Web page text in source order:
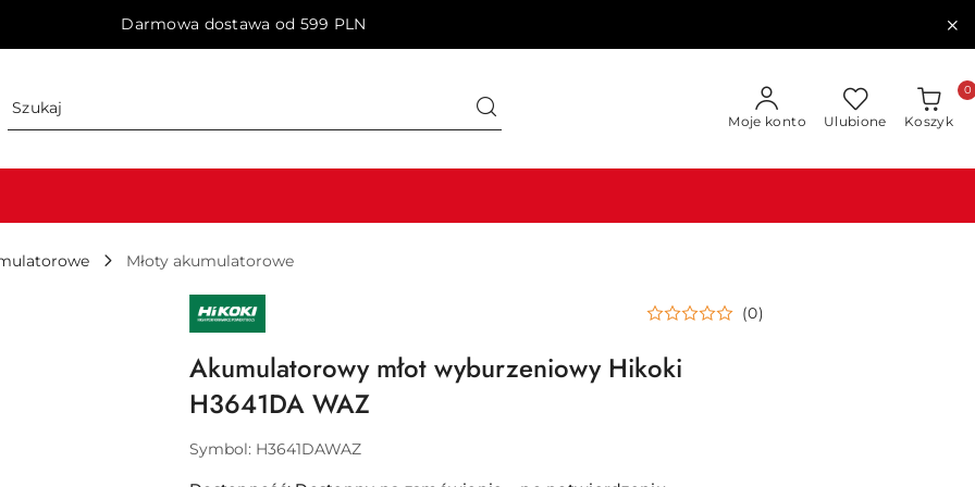
Darmowa dostawa od 599 PLN
Moje konto Ulubione Koszyk
0
Młoty akumulatorowe
NAZWA
PRODUCENTA:
HIKOKI
(0)
Akumulatorowy młot wyburzeniowy Hikoki
H3641DA WAZ
Symbol: H3641DAWAZ